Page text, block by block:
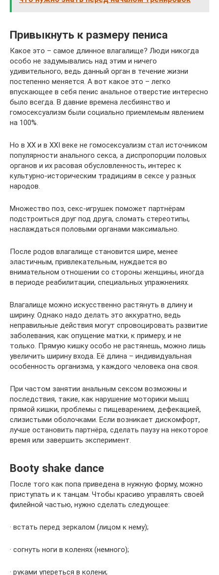
Привыкнуть к размеру пениса
Какое это – самое длинное влагалище? Люди никогда
особо не задумывались над этим и ничего
удивительного, ведь данный орган в течение жизни
постепенно меняется. А вот какое это – легко
впускающее в себя пенис анальное отверстие интересно
было всегда. В давние времена лесбиянство и
гомосексуализм были социально приемлемым явлением
на 100%.
Но в XX и в XXI веке не гомосексуализм стал источником
популярности анального секса, а диспропорции половых
органов и их расовая обусловленность, интерес к
культурно-историческим традициям в сексе у разных
народов.
Множество поз, секс-игрушек поможет партнёрам
подстроиться друг под друга, сломать стереотипы,
наслаждаться половыми органами максимально.
После родов влагалище становится шире, менее
эластичным, привлекательным, нуждается во
внимательном отношении со стороны женщины, иногда
в периоде реабилитации, специальных упражнениях.
Влагалище можно искусственно растянуть в длину и
ширину. Однако надо делать это аккуратно, ведь
неправильные действия могут спровоцировать развитие
заболевания, как опущение матки, к примеру, и не
только. Прямую кишку особо не растянешь, можно лишь
увеличить ширину входа. Её длина – индивидуальная
особенность организма, у каждого человека она своя.
При частом занятии анальным сексом возможны и
последствия, такие, как нарушение моторики мышц
прямой кишки, проблемы с пищеварением, дефекацией,
слизистыми оболочками. Если возникает дискомфорт,
лучше остановить партнёра, сделать паузу на некоторое
время или завершить эксперимент.
Booty shake dance
После того как попа приведена в нужную форму, можно
приступать и к танцам. Чтобы красиво управлять своей
филейной частью, нужно сделать следующее:
· встать перед зеркалом (лицом к нему);
· согнуть ноги в коленях (немного);
· руками упереться в колени;